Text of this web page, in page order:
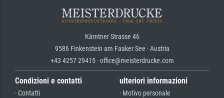
Kärntner Strasse 46
9586 Finkenstein am Faaker See · Austria
+43 4257 29415 · office@meisterdrucke.com
Condizioni e contatti
· Contatti
ulteriori informazioni
· Motivo personale